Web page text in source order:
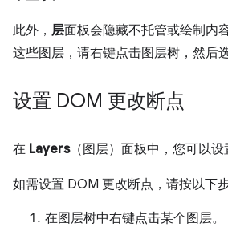
此外， 层面板会隐藏不托管或绘制内
这些图层，请右键点击图层树，然后
设置 DOM 更改断点
在 Layers（图层）面板中，您可以设
如需设置 DOM 更改断点，请按以下
在图层树中右键点击某个图层。